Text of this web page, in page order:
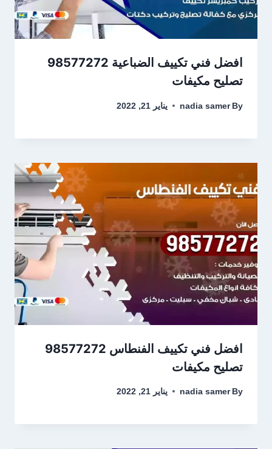
افضل فني تكييف الضباعية 98577272
تصليح مكيفات
By
nadia samer يناير 21, 2022
افضل فني تكييف الفنطاس 98577272
تصليح مكيفات
By
nadia samer يناير 21, 2022